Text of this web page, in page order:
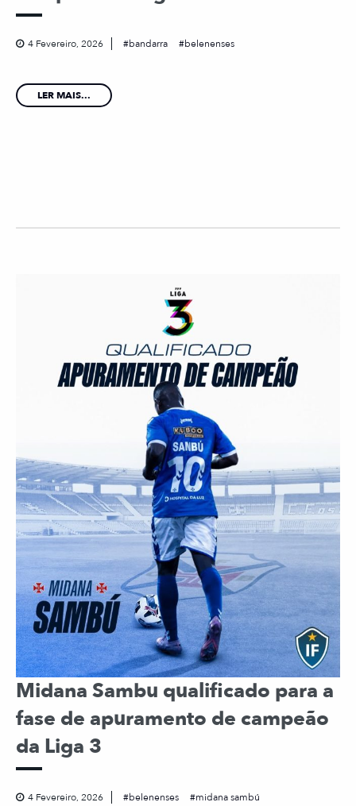
4 Fevereiro, 2026 bandarra belenenses
LER MAIS...
Midana Sambu qualificado para a
fase de apuramento de campeão
da Liga 3
4 Fevereiro, 2026 belenenses midana sambú